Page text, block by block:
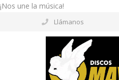
¡Nos une la música!
Llámanos